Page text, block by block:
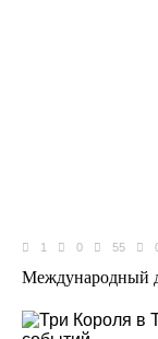
1 0 55
Международный